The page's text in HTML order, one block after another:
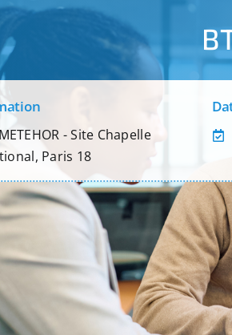
- Site Chapelle
Paris 18